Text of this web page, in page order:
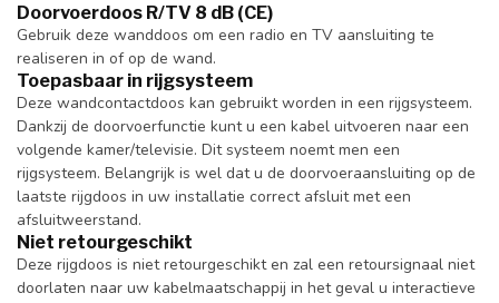
Doorvoerdoos R/TV 8 dB (CE)
Gebruik deze wanddoos om een radio en TV aansluiting te
realiseren in of op de wand.
Toepasbaar in rijgsysteem
Deze wandcontactdoos kan gebruikt worden in een rijgsysteem.
Dankzij de doorvoerfunctie kunt u een kabel uitvoeren naar een
volgende kamer/televisie. Dit systeem noemt men een
rijgsysteem. Belangrijk is wel dat u de doorvoeraansluiting op de
laatste rijgdoos in uw installatie correct afsluit met een
afsluitweerstand.
Niet retourgeschikt
Deze rijgdoos is niet retourgeschikt en zal een retoursignaal niet
doorlaten naar uw kabelmaatschappij in het geval u interactieve